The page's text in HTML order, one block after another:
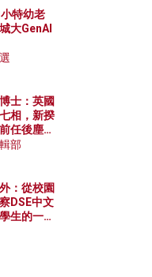
特幼老
大GenAI
士：英國
相，新揆
任後塵？
國經濟為
部
：從校園
DSE中文
生的一點